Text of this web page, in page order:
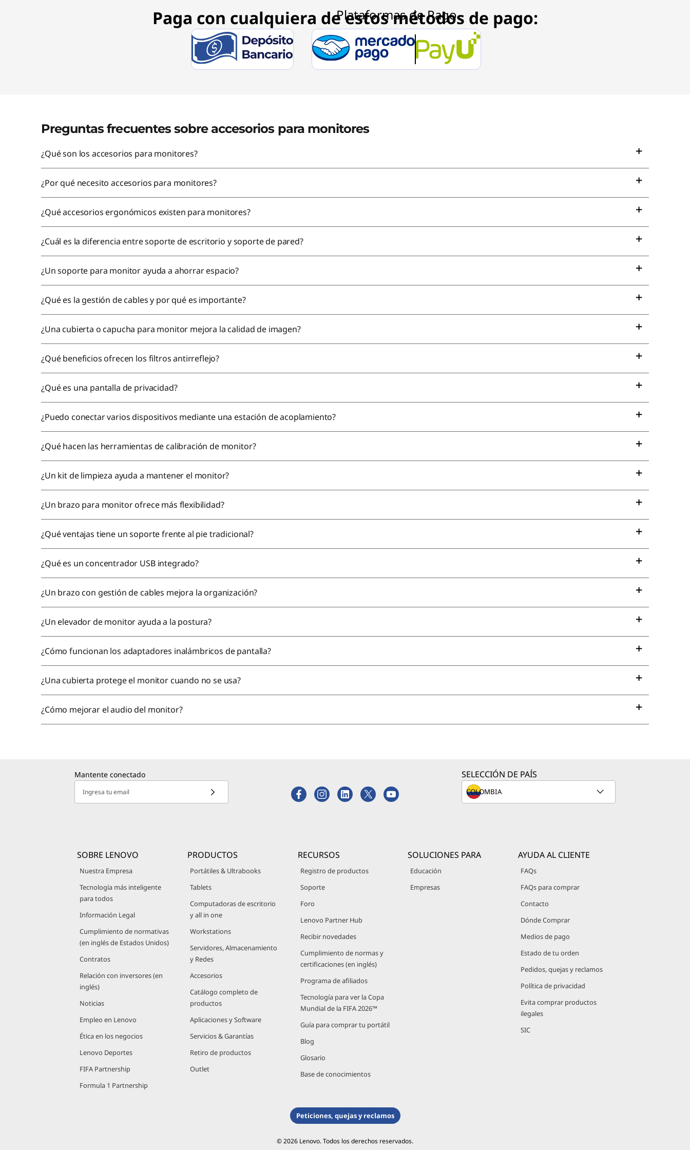
Paga con cualquiera de estos métodos de pago:
Preguntas frecuentes sobre accesorios para monitores
¿Qué son los accesorios para monitores?
¿Por qué necesito accesorios para monitores?
¿Qué accesorios ergonómicos existen para monitores?
¿Cuál es la diferencia entre soporte de escritorio y soporte de pared?
¿Un soporte para monitor ayuda a ahorrar espacio?
¿Qué es la gestión de cables y por qué es importante?
¿Una cubierta o capucha para monitor mejora la calidad de imagen?
¿Qué beneficios ofrecen los filtros antirreflejo?
¿Qué es una pantalla de privacidad?
¿Puedo conectar varios dispositivos mediante una estación de acoplamiento?
¿Qué hacen las herramientas de calibración de monitor?
¿Un kit de limpieza ayuda a mantener el monitor?
¿Un brazo para monitor ofrece más flexibilidad?
¿Qué ventajas tiene un soporte frente al pie tradicional?
¿Qué es un concentrador USB integrado?
¿Un brazo con gestión de cables mejora la organización?
¿Un elevador de monitor ayuda a la postura?
¿Cómo funcionan los adaptadores inalámbricos de pantalla?
¿Una cubierta protege el monitor cuando no se usa?
¿Cómo mejorar el audio del monitor?
Mantente conectado
Ingresa tu email
SELECCIÓN DE PAÍS
SOBRE LENOVO
Nuestra Empresa
Tecnología más inteligente
para todos
Información Legal
Cumplimiento de normativas
(en inglés de Estados Unidos)
Contratos
Relación con inversores (en
inglés)
Noticias
Empleo en Lenovo
Ética en los negocios
Lenovo Deportes
FIFA Partnership
Formula 1 Partnership
PRODUCTOS
Portátiles & Ultrabooks
Tablets
Computadoras de escritorio
y all in one
Workstations
Servidores, Almacenamiento
y Redes
Accesorios
Catálogo completo de
productos
Aplicaciones y Software
Servicios & Garantías
Retiro de productos
Outlet
RECURSOS
Registro de productos
Soporte
Foro
Lenovo Partner Hub
Recibir novedades
Cumplimiento de normas y
certificaciones (en inglés)
Programa de afiliados
Tecnología para ver la Copa
Mundial de la FIFA 2026™
Guía para comprar tu portátil
Blog
Glosario
Base de conocimientos
SOLUCIONES PARA
Educación
Empresas
AYUDA AL CLIENTE
FAQs
FAQs para comprar
Contacto
Dónde Comprar
Medios de pago
Estado de tu orden
Pedidos, quejas y reclamos
Política de privacidad
Evita comprar productos
ilegales
SIC
Peticiones, quejas y reclamos
© 2026 Lenovo. Todos los derechos reservados.